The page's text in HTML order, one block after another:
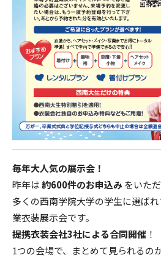
毎年大人気の展示会！
昨年は約600件のお申込みをいた
多くの西南学院大学の学生に選ば
業衣装展示会です。
提携衣装会社3社による合同開催 ！
1つの会場で、まとめて見られるの